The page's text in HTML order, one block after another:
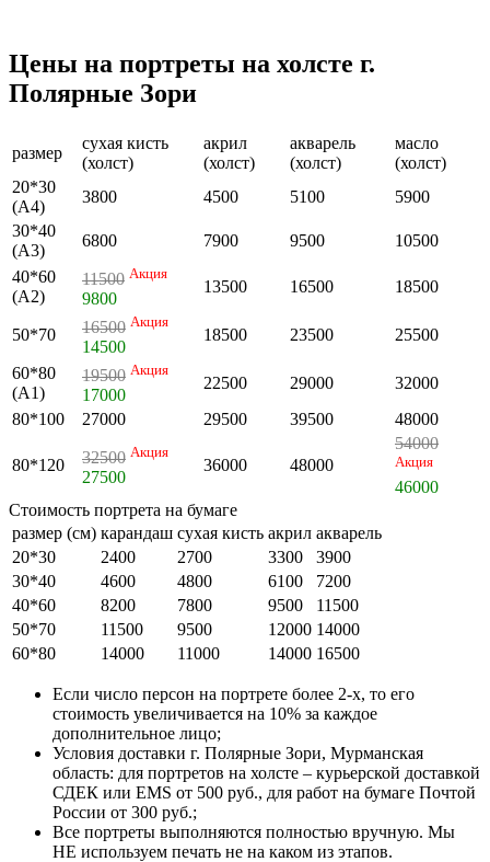
Цены на портреты на холсте г.
Полярные Зори
размер
сухая кисть
(холст)
акрил
(холст)
акварель
(холст)
масло
(холст)
20*30
(А4)
3800 4500 5100
5900
30*40
(А3)
6800 7900 9500
10500
40*60
(А2)
11500 Акция
9800
13500 16500 18500
50*70 16500 Акция
14500
18500 23500 25500
60*80
(А1)
19500 Акция
17000
22500 29000
32000
80*100
27000 29500 39500 48000
80*120 32500 Акция
27500
36000 48000
54000
Акция
46000
Стоимость портрета на бумаге
размер (см) карандаш сухая кисть акрил акварель
20*30
2400 2700 3300
3900
30*40
4600 4800 6100
7200
40*60
8200 7800 9500
11500
50*70
11500 9500 12000 14000
60*80
14000 11000 14000 16500
Если число персон на портрете более 2-х, то его
стоимость увеличивается на 10% за каждое
дополнительное лицо;
Условия доставки г. Полярные Зори, Мурманская
область: для портретов на холсте – курьерской доставкой
СДЕК или EMS от 500 руб., для работ на бумаге Почтой
России от 300 руб.;
Все портреты выполняются полностью вручную. Мы
НЕ используем печать не на каком из этапов.